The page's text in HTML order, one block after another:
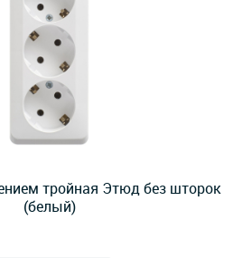
тройная Этюд без шторок
(белый)